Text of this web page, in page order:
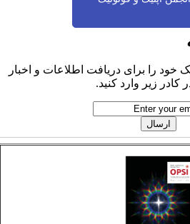
را برای دریافت اطلاعات و اخبار
کادر زیر وارد کنید.